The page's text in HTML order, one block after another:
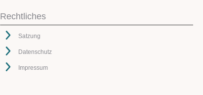
Rechtliches
Satzung
Datenschutz
Impressum